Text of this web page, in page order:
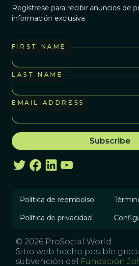
Regístrese para recibir anuncios de
información exclusiva
FIRST NAME
LAST NAME
EMAIL ADDRESS
Política de reembolso
Política de privacidad
© 2026 ProSocial World
Sitio web hecho posible
subvención del
Fundación